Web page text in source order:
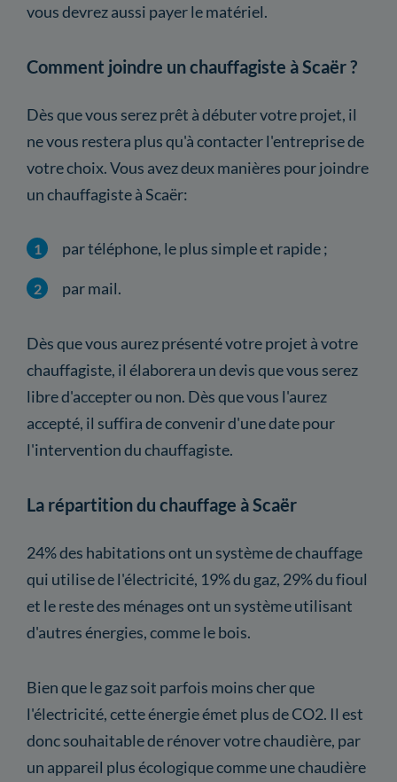
vous devrez aussi payer le matériel.
Comment joindre un chauffagiste à Scaër ?
Dès que vous serez prêt à débuter votre projet, il
ne vous restera plus qu'à contacter l'entreprise de
votre choix. Vous avez deux manières pour joindre
un chauffagiste à Scaër:
par téléphone, le plus simple et rapide ;
par mail.
Dès que vous aurez présenté votre projet à votre
chauffagiste, il élaborera un devis que vous serez
libre d'accepter ou non. Dès que vous l'aurez
accepté, il suffira de convenir d'une date pour
l'intervention du chauffagiste.
La répartition du chauffage à Scaër
24% des habitations ont un système de chauffage
qui utilise de l'électricité, 19% du gaz, 29% du fioul
et le reste des ménages ont un système utilisant
d'autres énergies, comme le bois.
Bien que le gaz soit parfois moins cher que
l'électricité, cette énergie émet plus de CO2. Il est
donc souhaitable de rénover votre chaudière, par
un appareil plus écologique comme une chaudière